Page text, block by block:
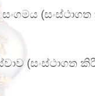
(සංස්ථාගත
(සංස්ථාගත